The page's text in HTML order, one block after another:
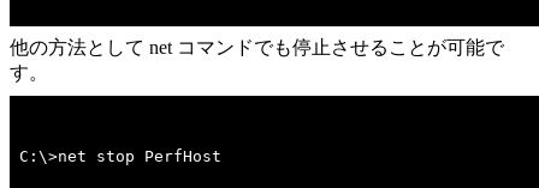
他の方法として net コマンドでも停止させることが可能で
す。
C:\>net stop PerfHost